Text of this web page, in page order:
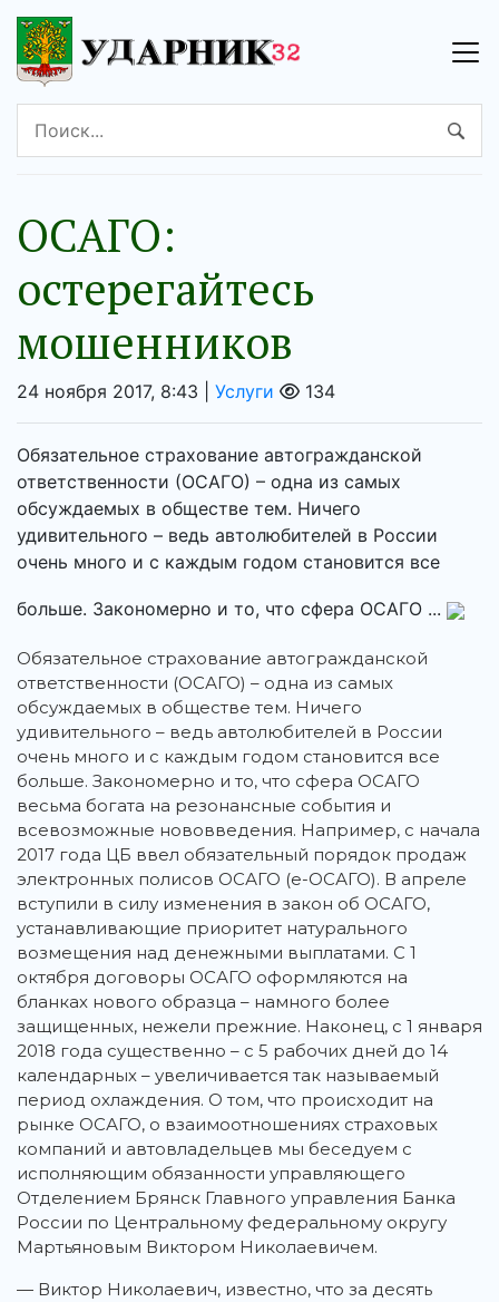
ОСАГО:
остерегайтесь
мошенников
24 ноября 2017, 8:43 | Услуги 134
Обязательное страхование автогражданской
ответственности (ОСАГО) – одна из самых
обсуждаемых в обществе тем. Ничего
удивительного – ведь автолюбителей в России
очень много и с каждым годом становится все
больше. Закономерно и то, что сфера ОСАГО ...
Обязательное страхование автогражданской
ответственности (ОСАГО) – одна из самых
обсуждаемых в обществе тем. Ничего
удивительного – ведь автолюбителей в России
очень много и с каждым годом становится все
больше. Закономерно и то, что сфера ОСАГО
весьма богата на резонансные события и
всевозможные нововведения. Например, с начала
2017 года ЦБ ввел обязательный порядок продаж
электронных полисов ОСАГО (е-ОСАГО). В апреле
вступили в силу изменения в закон об ОСАГО,
устанавливающие приоритет натурального
возмещения над денежными выплатами. С 1
октября договоры ОСАГО оформляются на
бланках нового образца – намного более
защищенных, нежели прежние. Наконец, с 1 января
2018 года существенно – с 5 рабочих дней до 14
календарных – увеличивается так называемый
период охлаждения. О том, что происходит на
рынке ОСАГО, о взаимоотношениях страховых
компаний и автовладельцев мы беседуем с
исполняющим обязанности управляющего
Отделением Брянск Главного управления Банка
России по Центральному федеральному округу
Мартьяновым Виктором Николаевичем.
— Виктор Николаевич, известно, что за десять